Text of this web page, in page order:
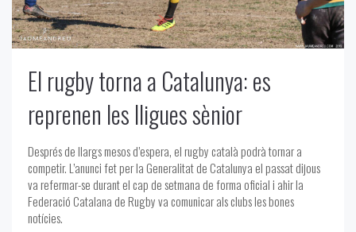
El rugby torna a Catalunya: es
reprenen les lligues sènior
Després de llargs mesos d’espera, el rugby català podrà tornar a
competir. L’anunci fet per la Generalitat de Catalunya el passat dijous
va refermar-se durant el cap de setmana de forma oficial i ahir la
Federació Catalana de Rugby va comunicar als clubs les bones
notícies.